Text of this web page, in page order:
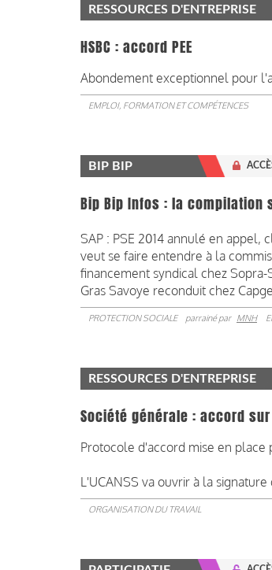
RESSOURCES D'ENTREPRISE
HSBC : accord PEE
Abondement exceptionnel pour
EMPLOI, FORMATION ET COMPÉTENCES
BIP BIP
Bip Bip Infos : la compilation
SAP : PSE 2014 annulé en appel,
veut se faire entendre à la
financement syndical chez
Gras Savoye reconduit chez
PROTECTION SOCIALE parrainé par MNH
RESSOURCES D'ENTREPRISE
Société générale : accord
Protocole d'accord mise en
L'UCANSS va ouvrir à la
ORGANISATION DU TRAVAIL